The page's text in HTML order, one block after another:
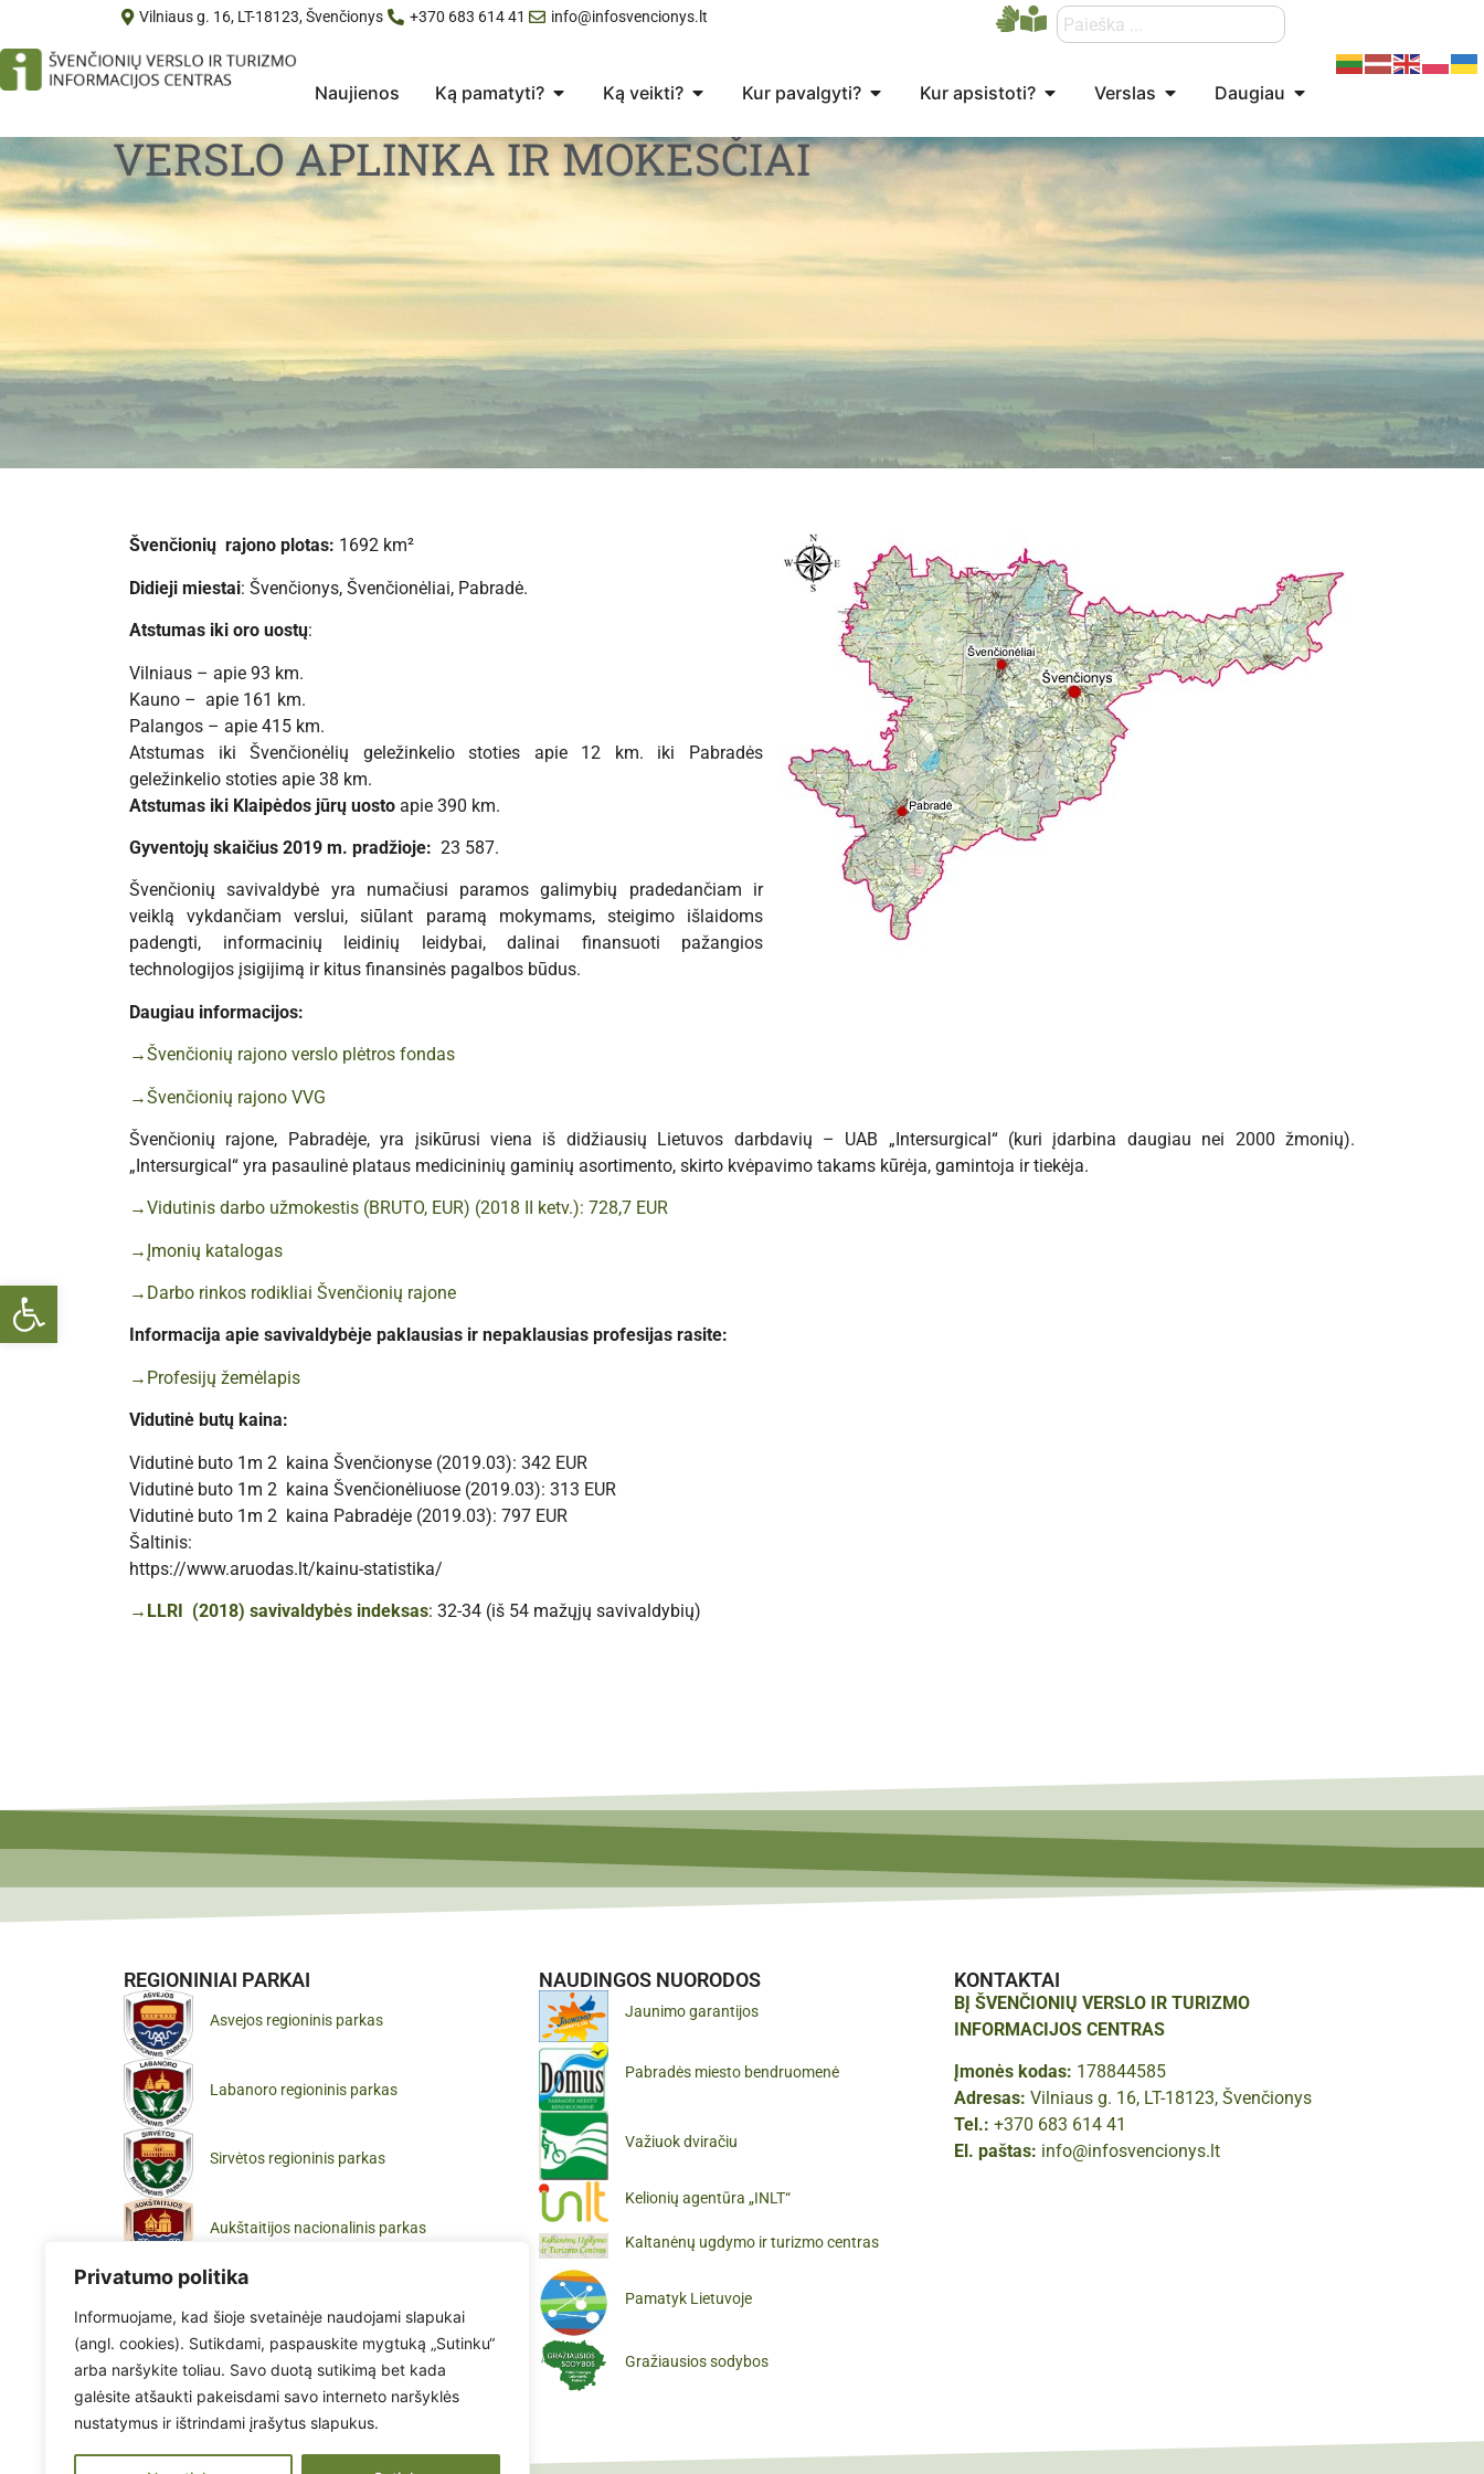
Open toolbar
Privatumo politika
Informuojame, kad šioje svetainėje naudojami slapukai
(angl. cookies). Sutikdami, paspauskite mygtuką „Sutinku“
arba naršykite toliau. Savo duotą sutikimą bet kada
galėsite atšaukti pakeisdami savo interneto naršyklės
nustatymus ir ištrindami įrašytus slapukus.
Vilniaus g. 16, LT-18123, Švenčionys +370 683 614 41 info@infosvencionys.lt
Naujienos Ką pamatyti? Ką veikti? Kur pavalgyti? Kur apsistoti? Verslas Daugiau
VERSLO APLINKA IR MOKESČIAI
Švenčionių rajono plotas: 1692 km²
Didieji miestai: Švenčionys, Švenčionėliai, Pabradė.
Atstumas iki oro uostų:
Vilniaus – apie 93 km.
Kauno – apie 161 km.
Palangos – apie 415 km.
Atstumas iki Švenčionėlių geležinkelio stoties apie 12 km. iki Pabradės
geležinkelio stoties apie 38 km.
Atstumas iki Klaipėdos jūrų uosto apie 390 km.
Gyventojų skaičius 2019 m. pradžioje: 23 587.
Švenčionių savivaldybė yra numačiusi paramos galimybių pradedančiam ir
veiklą vykdančiam verslui, siūlant paramą mokymams, steigimo išlaidoms
padengti, informacinių leidinių leidybai, dalinai finansuoti pažangios
technologijos įsigijimą ir kitus finansinės pagalbos būdus.
Daugiau informacijos:
→Švenčionių rajono verslo plėtros fondas
→Švenčionių rajono VVG
Švenčionių rajone, Pabradėje, yra įsikūrusi viena iš didžiausių Lietuvos darbdavių – UAB „Intersurgical“ (kuri įdarbina daugiau nei 2000 žmonių).
„Intersurgical“ yra pasaulinė plataus medicininių gaminių asortimento, skirto kvėpavimo takams kūrėja, gamintoja ir tiekėja.
→Vidutinis darbo užmokestis (BRUTO, EUR) (2018 II ketv.): 728,7 EUR
→Įmonių katalogas
→Darbo rinkos rodikliai Švenčionių rajone
Informacija apie savivaldybėje paklausias ir nepaklausias profesijas rasite:
→Profesijų žemėlapis
Vidutinė butų kaina:
Vidutinė buto 1m 2 kaina Švenčionyse (2019.03): 342 EUR
Vidutinė buto 1m 2 kaina Švenčionėliuose (2019.03): 313 EUR
Vidutinė buto 1m 2 kaina Pabradėje (2019.03): 797 EUR
Šaltinis:
https://www.aruodas.lt/kainu-statistika/
→LLRI (2018) savivaldybės indeksas: 32-34 (iš 54 mažųjų savivaldybių)
REGIONINIAI PARKAI
Asvejos regioninis parkas
Labanoro regioninis parkas
Sirvėtos regioninis parkas
Aukštaitijos nacionalinis parkas
NAUDINGOS NUORODOS
Jaunimo garantijos
Pabradės miesto bendruomenė
Važiuok dviračiu
Kelionių agentūra „INLT“
Kaltanėnų ugdymo ir turizmo centras
Pamatyk Lietuvoje
Gražiausios sodybos
KONTAKTAI
BĮ ŠVENČIONIŲ VERSLO IR TURIZMO
INFORMACIJOS CENTRAS
Įmonės kodas: 178844585
Adresas: Vilniaus g. 16, LT-18123, Švenčionys
Tel.: +370 683 614 41
El. paštas: info@infosvencionys.lt